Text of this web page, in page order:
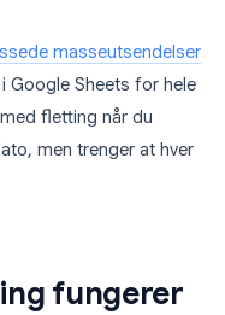
masseutsendelser
Sheets for hele
fletting når du
men trenger at hver
fungerer